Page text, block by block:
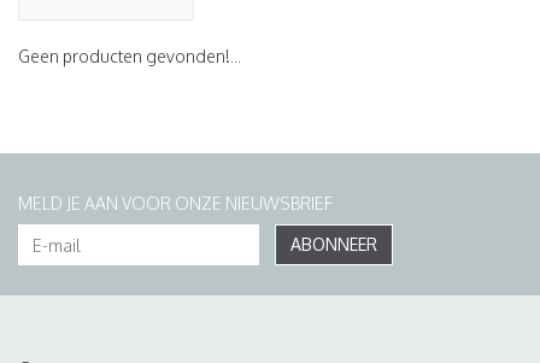
Geen producten gevonden!...
MELD JE AAN VOOR ONZE NIEUWSBRIEF
ABONNEER